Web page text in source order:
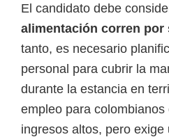
El candidato debe
alimentación corren por
tanto, es necesario
personal para cubrir la
durante la estancia en
empleo para
ingresos altos, pero